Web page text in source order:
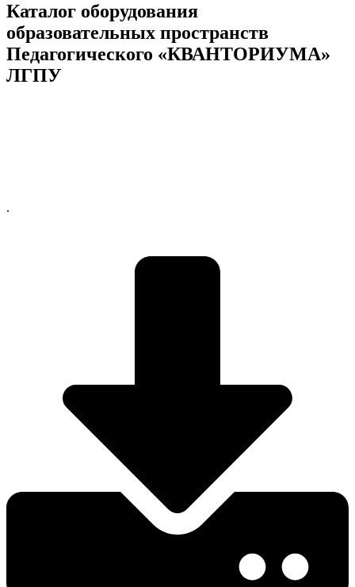
Каталог оборудования
образовательных пространств
Педагогического «КВАНТОРИУМА»
ЛГПУ
.